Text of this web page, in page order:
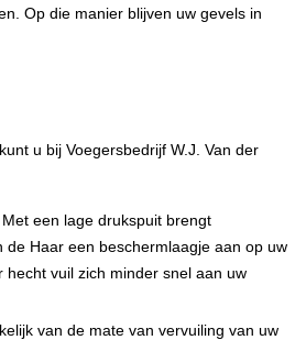
Op die manier blijven uw gevels in
kunt u bij Voegersbedrijf W.J. Van der
Met een lage drukspuit brengt
de Haar een beschermlaagje aan op uw
hecht vuil zich minder snel aan uw
van de mate van vervuiling van uw